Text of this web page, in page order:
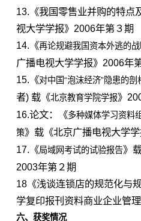
13.《我国零售业并购的特点
视大学学报》2006年第３期
14.《再论规避我国资本外逃的
广播电视大学学报》2006年
15.《对中国“泡沫经济”隐患的
者) 载《北京教育学院学报》
16.论文：《多种媒体学习资料
策》载《北京广播电视大学
17.《局域网考试的试验报告》
2003年第２期
18《浅谈连锁店的规范化与
学复印报刊资料商业企业管
六、获奖情况